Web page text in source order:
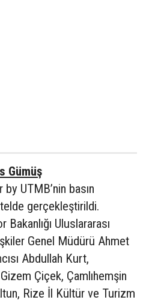
Gümüş
by UTMB’nin basın
gerçekleştirildi.
Uluslararası
Genel Müdürü Ahmet
Abdullah Kurt,
Çiçek, Çamlıhemşin
Rize İl Kültür ve Turizm